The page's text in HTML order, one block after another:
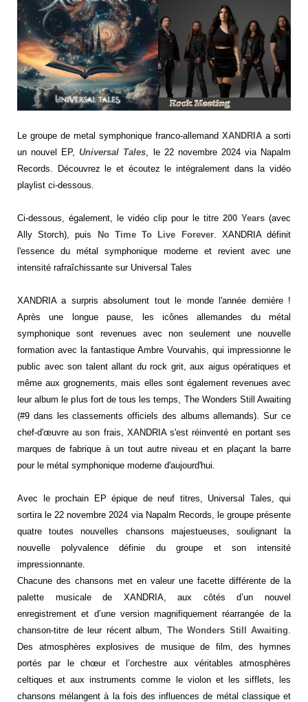
Le groupe de metal symphonique franco-allemand XANDRIA a sorti
un nouvel EP, Universal Tales , le 22 novembre 2024 via Napalm
Records. Découvrez le et écoutez le intégralement dans la vidéo
playlist ci-dessous.
Ci-dessous, également, le vidéo clip pour le titre 200 Years (avec
Ally Storch) , puis No Time To Live Forever.
XANDRIA définit
l'essence du métal symphonique moderne et revient avec une
intensité rafraîchissante sur Universal Tales
XANDRIA a surpris absolument tout le monde l'année dernière !
Après une longue pause, les icônes allemandes du métal
symphonique sont revenues avec non seulement une nouvelle
formation avec la fantastique Ambre Vourvahis, qui impressionne le
public avec son talent allant du rock grit, aux aigus opératiques et
même aux grognements, mais elles sont également revenues avec
leur album le plus fort de tous les temps, The Wonders Still Awaiting
(#9 dans les classements officiels des albums allemands). Sur ce
chef-d'œuvre au son frais, XANDRIA s'est réinventé en portant ses
marques de fabrique à un tout autre niveau et en plaçant la barre
pour le métal symphonique moderne d'aujourd'hui.
Avec le prochain EP épique de neuf titres, Universal Tales, qui
sortira le 22 novembre 2024 via Napalm Records, le groupe présente
quatre toutes nouvelles chansons majestueuses, soulignant la
nouvelle polyvalence définie du groupe et son intensité
impressionnante.
Chacune des chansons met en valeur une facette différente de la
palette musicale de XANDRIA, aux côtés d’un nouvel
enregistrement et d’une version magnifiquement réarrangée de la
chanson-titre de leur récent album, The Wonders Still Awaiting
Des atmosphères explosives de musique de film, des hymnes
portés par le chœur et l’orchestre aux véritables atmosphères
celtiques et aux instruments comme le violon et les sifflets, les
chansons mélangent à la fois des influences de métal classique et